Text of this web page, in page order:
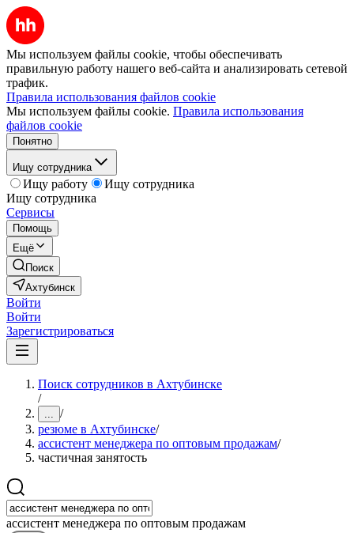
Мы используем файлы cookie, чтобы обеспечивать
правильную работу нашего веб-сайта и анализировать сетевой
трафик.
Правила использования файлов cookie
Мы используем файлы cookie. Правила использования
файлов cookie
Понятно
Ищу сотрудника
Ищу работу
Ищу сотрудника
Ищу сотрудника
Сервисы
Помощь
Ещё
Поиск
Ахтубинск
Войти
Войти
Зарегистрироваться
Поиск сотрудников в Ахтубинске
/
... /
резюме в Ахтубинске/
ассистент менеджера по оптовым продажам/
частичная занятость
ассистент менеджера по оптовым продажам